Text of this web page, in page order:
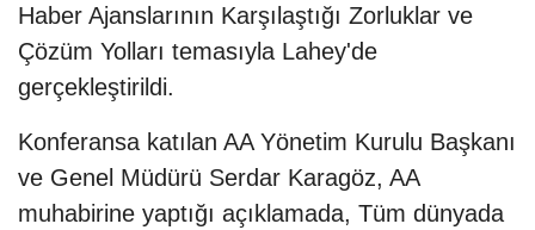
Haber Ajanslarının Karşılaştığı Zorluklar ve
Çözüm Yolları temasıyla Lahey'de
gerçekleştirildi.
Konferansa katılan AA Yönetim Kurulu Başkanı
ve Genel Müdürü Serdar Karagöz, AA
muhabirine yaptığı açıklamada, Tüm dünyada